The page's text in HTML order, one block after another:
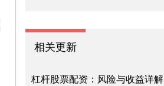
相关更新
杠杆股票配资：风险与收益详解